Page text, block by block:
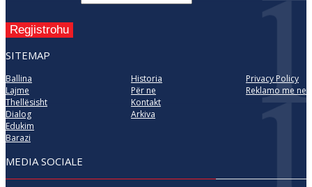
Regjistrohu
SITEMAP
Ballina
Lajme
Thellësisht
Dialog
Edukim
Barazi
Historia
Për ne
Kontakt
Arkiva
Privacy Policy
Reklamo me ne
MEDIA SOCIALE